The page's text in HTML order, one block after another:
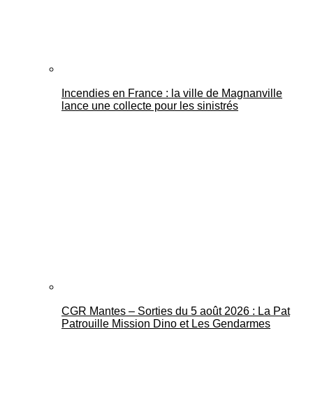
Mantes Actu
Incendies en France : la ville de Magnanville
lance une collecte pour les sinistrés
CGR Mantes – Sorties du 5 août 2026 : La Pat
Patrouille Mission Dino et Les Gendarmes